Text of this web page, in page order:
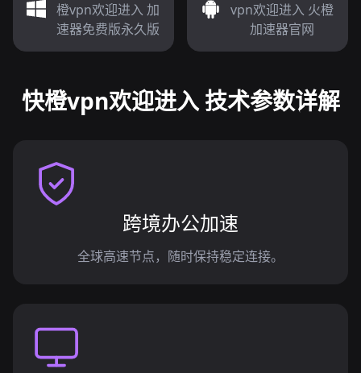
橙vpn欢迎进入 加
速器免费版永久版
vpn欢迎进入 火橙
加速器官网
快橙vpn欢迎进入 技术参数详解
跨境办公加速
全球高速节点，随时保持稳定连接。